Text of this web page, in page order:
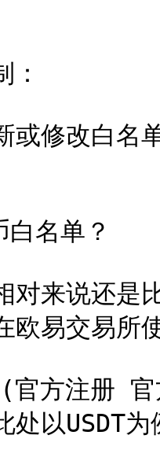
或修改白名
名单？
对来说还是
欧易交易所
官方注册
处以USDT为